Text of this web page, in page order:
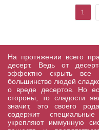
1
На протяжении всего
десерт. Ведь от
эффектно скрыть все
большинство людей
о вреде десертов. Но
стороны, то сладости
значит, это своего
содержит
укрепляют иммунную